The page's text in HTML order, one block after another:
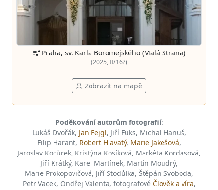
Praha, sv. Karla Boromejského (Malá Strana)
(2025, II/16?)
Zobrazit na mapě
Poděkování autorům fotografií:
Lukáš Dvořák, Jan Fejgl, Jiří Fuks, Michal Hanuš,
Filip Harant, Robert Hlavatý, Marie Jakešová,
Jaroslav Kocůrek, Kristýna Kosíková, Markéta Kordasová,
Jiří Krátký, Karel Martínek, Martin Moudrý,
Marie Prokopovičová, Jiří Stodůlka, Štěpán Svoboda,
Petr Vacek, Ondřej Valenta, fotografové Člověk a víra,